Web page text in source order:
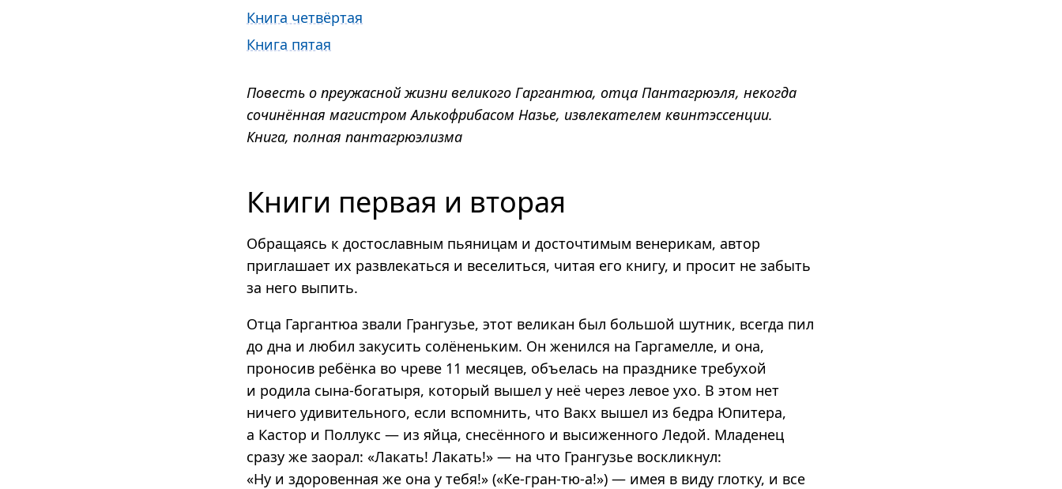
Книга четвёртая
Книга пятая
Повесть о преужасной жизни великого Гаргантюа, отца Пантагрюэля, некогда
сочинённая магистром Алькофрибасом Назье, извлекателем квинтэссенции.
Книга, полная пантагрюэлизма
Книги первая и вторая
Обращаясь к достославным пьяницам и досточтимым венерикам, автор
приглашает их развлекаться и веселиться, читая его книгу, и просит не забыть
за него выпить.
Отца Гаргантюа звали Грангузье, этот великан был большой шутник, всегда пил
до дна и любил закусить солёненьким. Он женился на Гаргамелле, и она,
проносив ребёнка во чреве 11 месяцев, объелась на празднике требухой
и родила сына-богатыря, который вышел у неё через левое ухо. В этом нет
ничего удивительного, если вспомнить, что Вакх вышел из бедра Юпитера,
а Кастор и Поллукс — из яйца, снесённого и высиженного Ледой. Младенец
сразу же заорал: «Лакать! Лакать!» — на что Грангузье воскликнул:
«Ну и здоровенная же она у тебя!» («Ке-гран-тю-а!») — имея в виду глотку, и все